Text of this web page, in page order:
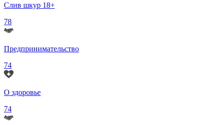
Слив шкур 18+
78
Предпринимательство
74
О здоровье
74